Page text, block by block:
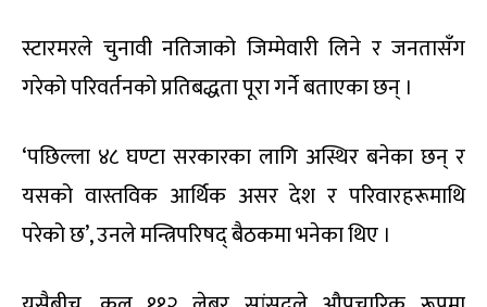
स्टारमरले चुनावी नतिजाको जिम्मेवारी लिने र जनतासँग
गरेको परिवर्तनको प्रतिबद्धता पूरा गर्ने बताएका छन् ।
‘पछिल्ला ४८ घण्टा सरकारका लागि अस्थिर बनेका छन् र
यसको वास्तविक आर्थिक असर देश र परिवारहरूमाथि
परेको छ’, उनले मन्त्रिपरिषद् बैठकमा भनेका थिए ।